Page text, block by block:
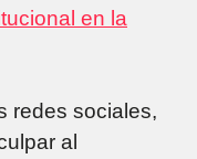
en la
redes sociales,
al